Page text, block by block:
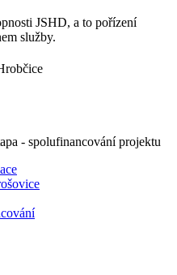
JSHD, a to pořízení
služby.
- spolufinancování projektu